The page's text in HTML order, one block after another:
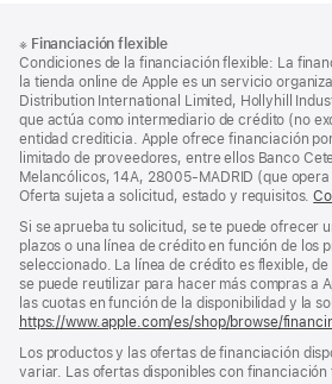
a
pie
de
página
al
pie
※ Financiación flexible
Condiciones de la financiación flexible: La
la tienda online de Apple es un servicio
Distribution International Limited, Hollyhill
que actúa como intermediario de crédito (no
entidad crediticia. Apple ofrece financiación
limitado de proveedores, entre ellos Banco
Melancólicos, 14A, 28005-MADRID (que
Oferta sujeta a solicitud, estado y requisitos.
Si se aprueba tu solicitud, se te puede ofrecer
plazos o una línea de crédito en función de los
seleccionado. La línea de crédito es flexible,
se puede reutilizar para hacer más compras a
las cuotas en función de la disponibilidad y la
https://www.apple.com/es/shop/browse/
Los productos y las ofertas de financiación
variar. Las ofertas disponibles con financiación